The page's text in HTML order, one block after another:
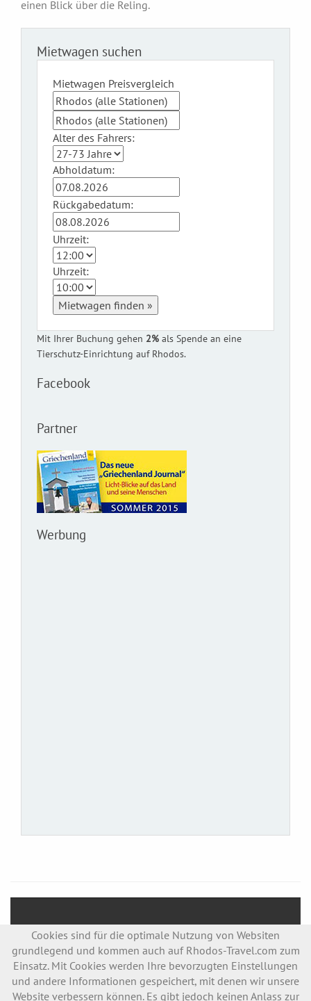
einen Blick über die Reling.
Mietwagen suchen
Mietwagen Preisvergleich
Alter des Fahrers:
Abholdatum:
Rückgabedatum:
Uhrzeit:
Uhrzeit:
Mietwagen finden »
Mit Ihrer Buchung gehen 2% als Spende an eine
Tierschutz-Einrichtung auf Rhodos.
Facebook
Partner
Werbung
Copyright © 2014KIWI-WORKS/ All rights reserved.
Cookies sind für die optimale Nutzung von Websiten
grundlegend und kommen auch auf Rhodos-Travel.com zum
Einsatz. Mit Cookies werden Ihre bevorzugten Einstellungen
und andere Informationen gespeichert, mit denen wir unsere
Website verbessern können. Es gibt jedoch keinen Anlass zur